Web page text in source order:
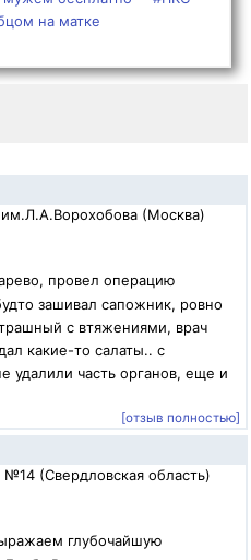
на матке
(Москва)
провел операцию
зашивал сапожник, ровно
с втяжениями, врач
какие-то салаты.. с
удалили часть органов, еще и
[отзыв полностью]
(Свердловская область)
глубочайшую